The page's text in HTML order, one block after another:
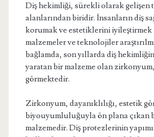
Diş hekimliği, sürekli olarak gelişen
alanlarından biridir. İnsanların diş
korumak ve estetiklerini iyileştirmek
malzemeler ve teknolojiler
bağlamda, son yıllarda diş
yaratan bir malzeme olan
görmektedir.
Zirkonyum, dayanıklılığı, estetik
biyouyumluluğuyla ön plana çıkan
malzemedir. Diş protezlerinin